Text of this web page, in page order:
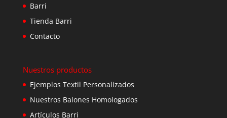
Barri
Tienda Barri
Contacto
Nuestros productos
Ejemplos Textil Personalizados
Nuestros Balones Homologados
Artículos Barri